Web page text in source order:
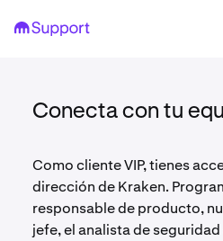
Conecta con tu
Como cliente VIP, tienes
dirección de Kraken.
responsable de producto,
jefe, el analista de